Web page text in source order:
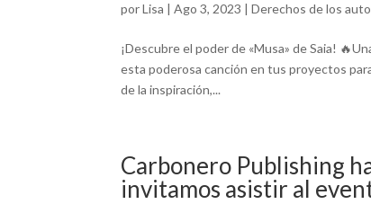
porLisa |Ago 3, 2023 |Derechos de los
¡Descubre el poder de «Musa» de Saia!
esta poderosa canción en tus proyectos
de la inspiración,...
Carbonero Publishing
invitamos asistir al